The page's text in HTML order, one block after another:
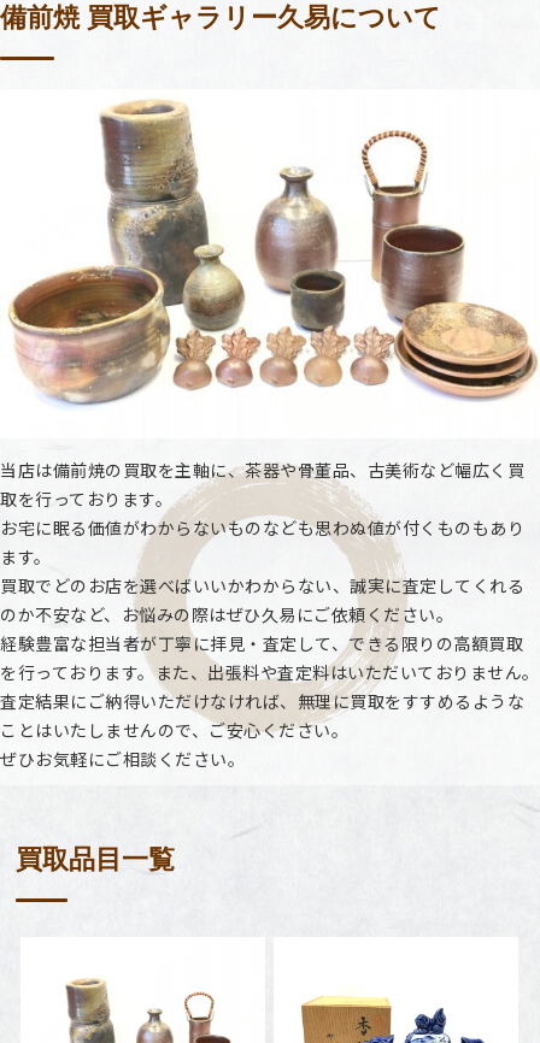
備前焼 買取ギャラリー久易について
当店は備前焼の買取を主軸に、茶器や骨董品、古美術など幅広く買
取を行っております。
お宅に眠る価値がわからないものなども思わぬ値が付くものもあり
ます。
買取でどのお店を選べばいいかわからない、誠実に査定してくれる
のか不安など、お悩みの際はぜひ久易にご依頼ください。
経験豊富な担当者が丁寧に拝見・査定して、できる限りの高額買取
を行っております。また、出張料や査定料はいただいておりません。
査定結果にご納得いただけなければ、無理に買取をすすめるような
ことはいたしませんので、ご安心ください。
ぜひお気軽にご相談ください。
買取品目一覧